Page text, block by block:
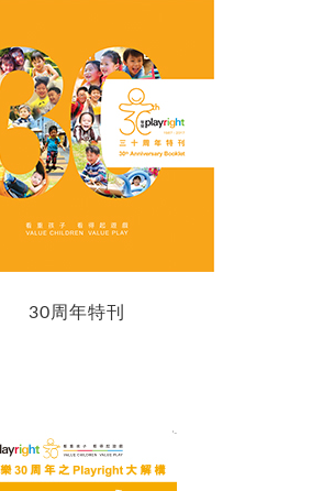
30周年特刊